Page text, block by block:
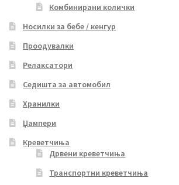
Комбинирани колички
Носилки за бебе / кенгур
Проодувалки
Релаксатори
Седишта за автомобил
Хранилки
Џампери
Креветчиња
Дрвени креветчиња
Транспортни креветчиња